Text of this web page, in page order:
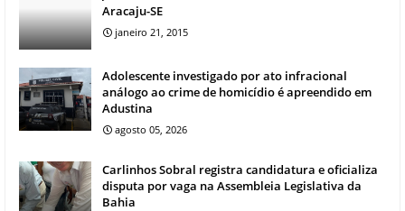
Aracaju-SE
janeiro 21, 2015
Adolescente investigado por ato infracional
análogo ao crime de homicídio é apreendido em
Adustina
agosto 05, 2026
Carlinhos Sobral registra candidatura e oficializa
disputa por vaga na Assembleia Legislativa da
Bahia